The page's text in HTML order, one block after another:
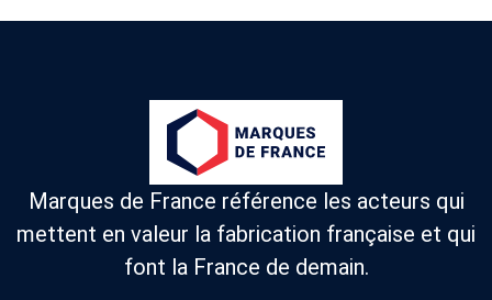
Marques de France référence les acteurs qui
mettent en valeur la fabrication française et qui
font la France de demain.